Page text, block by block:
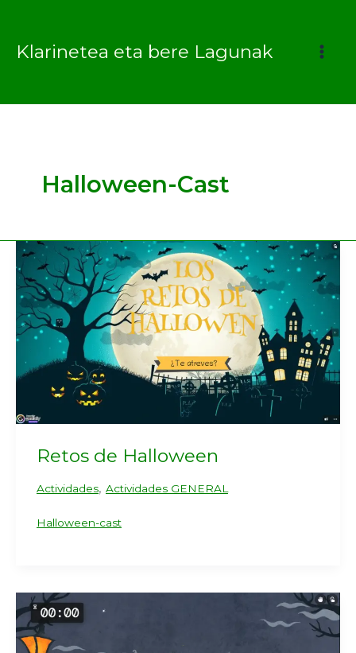
contenido
Klarinetea eta bere Lagunak
Halloween-Cast
Retos de Halloween
Actividades, Actividades GENERAL
Halloween-cast